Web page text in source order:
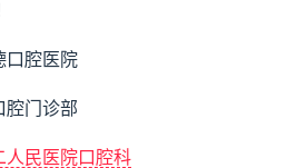
口腔医院
腔门诊部
人民医院口腔科